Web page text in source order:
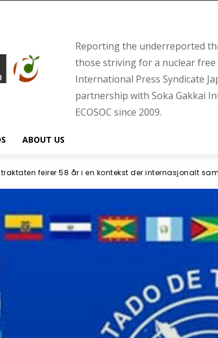
Reporting the underreported
those striving for a nuclear
International Press Syndicate
partnership with Soka Gakkai
ECOSOC since 2009.
ABOUT US
feirer 58 år i en kontekst der internasjonalt